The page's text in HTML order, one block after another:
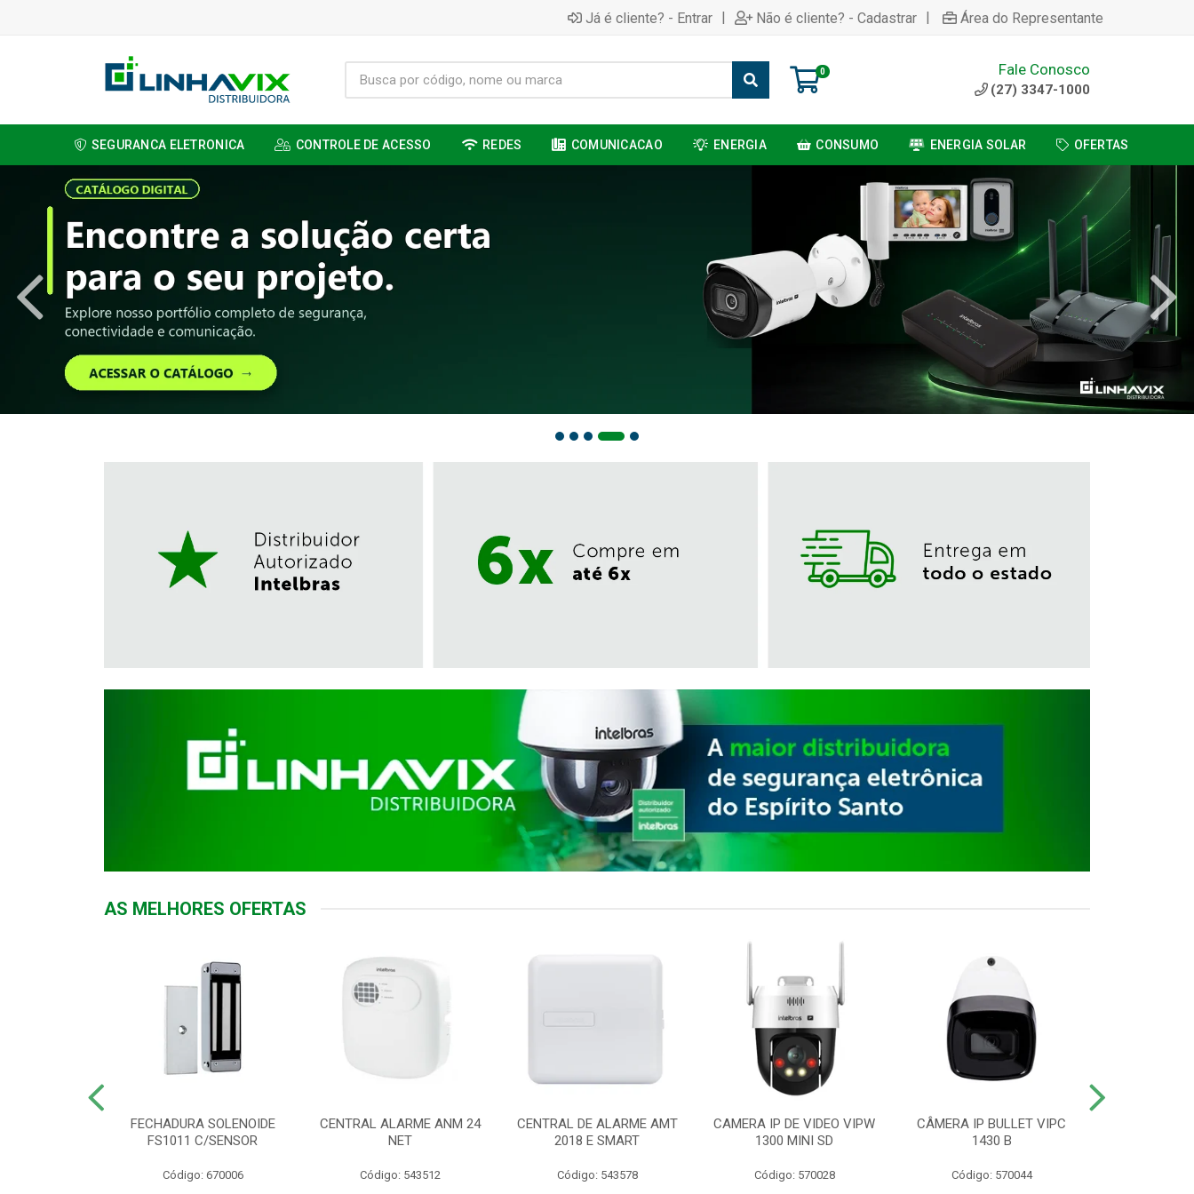
Já é cliente? - Entrar | Não é cliente? - Cadastrar | Área do Representante
0 Fale Conosco
(27) 3347-1000
SEGURANCA ELETRONICA CONTROLE DE ACESSO REDES COMUNICACAO ENERGIA CONSUMO ENERGIA SOLAR OFERTAS
AS MELHORES OFERTAS
FECHADURA SOLENOIDE
FS1011 C/SENSOR
Código: 670006
CENTRAL ALARME ANM 24
NET
Código: 543512
CENTRAL DE ALARME AMT
2018 E SMART
Código: 543578
CAMERA IP DE VIDEO VIPW
1300 MINI SD
Código: 570028
CÂMERA IP BULLET VIPC
1430 B
Código: 570044